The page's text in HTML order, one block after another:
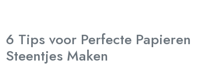
6 Tips voor Perfecte Papieren
Steentjes Maken